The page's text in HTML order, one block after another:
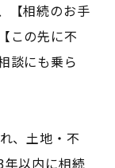
【相続のお手
この先に不
談にも乗ら
、土地・不
以内に相続